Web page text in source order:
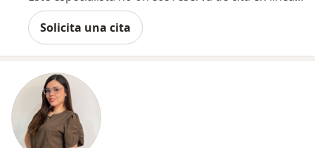
Solicita una cita